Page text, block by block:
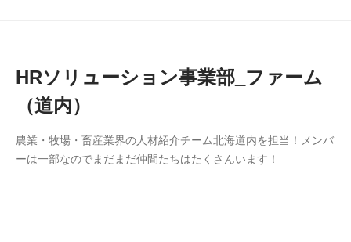
HRソリューション事業部_ファーム
（道内）
農業・牧場・畜産業界の人材紹介チーム北海道内を担当！メンバ
ーは一部なのでまだまだ仲間たちはたくさんいます！